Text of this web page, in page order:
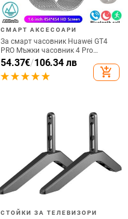
СМАРТ АКСЕСОАРИ
За смарт часовник Huawei GT4
PRO Мъжки часовник 4 Pro
AMOLED HD екран Bluetooth
разговор GPS NFC Сърдечен
ритъм BloodSugar SmartWatch
54.37€/106.34 лв
add_shopping_cart
СТОЙКИ ЗА ТЕЛЕВИЗОРИ